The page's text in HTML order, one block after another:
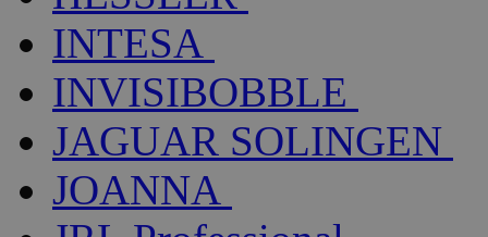
INTESA
INVISIBOBBLE
JAGUAR SOLINGEN
JOANNA